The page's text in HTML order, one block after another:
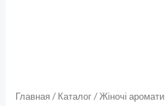
Главная / Каталог/Жіночі аромати